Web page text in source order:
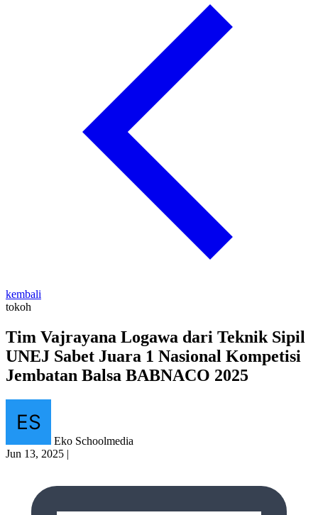
kembali
tokoh
Tim Vajrayana Logawa dari Teknik Sipil
UNEJ Sabet Juara 1 Nasional Kompetisi
Jembatan Balsa BABNACO 2025
Eko Schoolmedia
Jun 13, 2025 |